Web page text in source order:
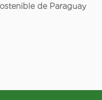
de Paraguay